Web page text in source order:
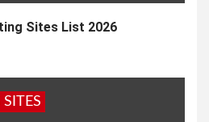
Sites List 2026